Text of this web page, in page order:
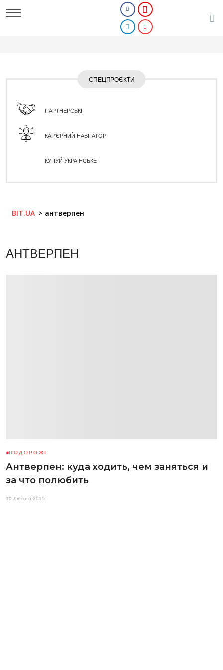
СПЕЦПРОЄКТИ
ПАРТНЕРСЬКІ
КАР'ЄРНИЙ НАВІГАТОР
КУПУЙ УКРАЇНСЬКЕ
BIT.UA антверпен
АНТВЕРПЕН
ПОДОРОЖІ
Антверпен: куда ходить, чем заняться и
за что полюбить
10 Лютого 2015